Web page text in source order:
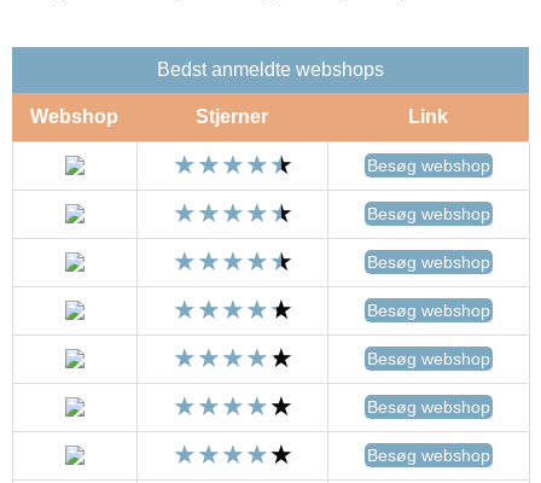
Bedst anmeldte webshops
Webshop Stjerner Link
Besøg webshop
Besøg webshop
Besøg webshop
Besøg webshop
Besøg webshop
Besøg webshop
Besøg webshop